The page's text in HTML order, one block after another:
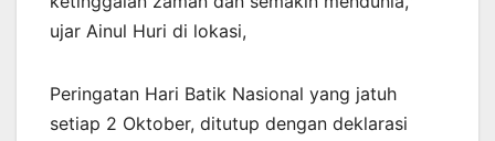
ujar Ainul Huri di lokasi,
Peringatan Hari Batik Nasional yang jatuh
setiap 2 Oktober, ditutup dengan deklarasi